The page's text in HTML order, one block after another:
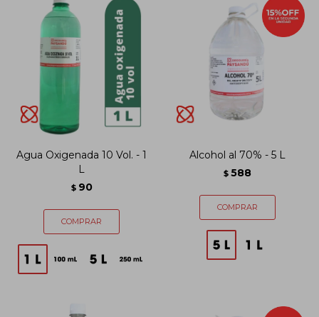
Agua Oxigenada 10 Vol. - 1
L
$ 90
Alcohol al 70% - 5 L
$ 588